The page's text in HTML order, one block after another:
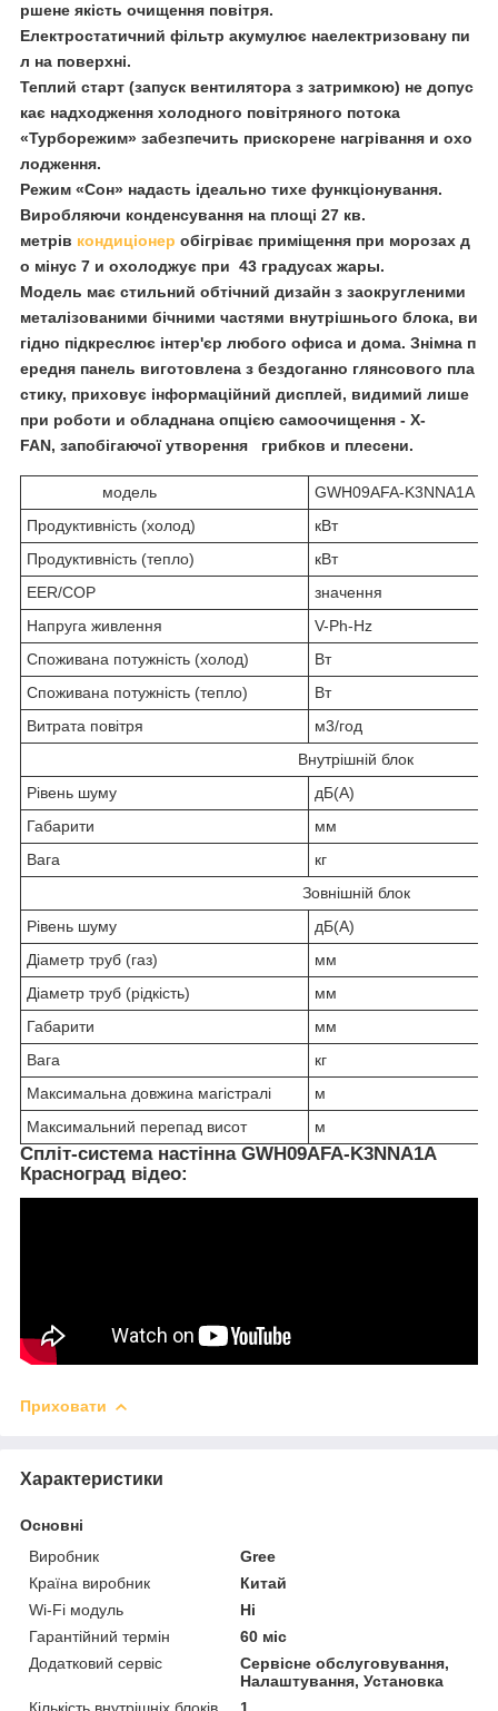
ршене якість очищення повітря.
Електростатичний фільтр акумулює наелектризовану пи
л на поверхні.
Теплий старт (запуск вентилятора з затримкою) не допус
кає надходження холодного повітряного потока
«Турборежим» забезпечить прискорене нагрівання и охо
лодження.
Режим «Сон» надасть ідеально тихе функціонування.
Виробляючи конденсування на площі 27 кв.
метрів кондиціонер обігріває приміщення при морозах д
о мінус 7 и охолоджує при 43 градусах жары.
Модель має стильний обтічний дизайн з заокругленими
металізованими бічними частями внутрішнього блока, ви
гідно підкреслює інтер'єр любого офиса и дома. Знімна п
ередня панель виготовлена з бездоганно глянсового пла
стику, приховує інформаційний дисплей, видимий лише
при роботи и обладнана опцією самоочищення - X-
FAN, запобігаючої утворення грибков и плесени.
модель
GWH09AFA-K3NNA1A
Продуктивність (холод)
кВт
Продуктивність (тепло)
кВт
EER/COP
значення
Напруга живлення
V-Ph-Hz
Споживана потужність (холод)
Вт
Споживана потужність (тепло)
Вт
Витрата повітря
м3/год
Внутрішній блок
Рівень шуму
дБ(А)
Габарити
мм
Вага
кг
Зовнішній блок
Рівень шуму
дБ(А)
Діаметр труб (газ)
мм
Діаметр труб (рідкість)
мм
Габарити
мм
Вага
кг
Максимальна довжина магістралі
м
Максимальний перепад висот
м
Спліт-система настінна GWH09AFA-K3NNA1A
Красноград відео:
Приховати
Характеристики
Основні
Виробник
Gree
Країна виробник
Китай
Wi-Fi модуль
Ні
Гарантійний термін
60 міс
Додатковий сервіс
Сервісне обслуговування,
Налаштування, Установка
Кількість внутрішніх блоків
1